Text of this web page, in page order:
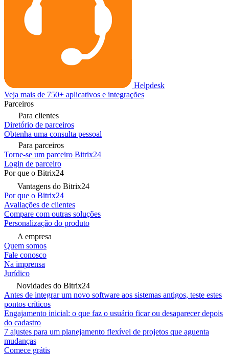
Helpdesk
Veja mais de 750+ aplicativos e integrações
Parceiros
Para clientes
Diretório de parceiros
Obtenha uma consulta pessoal
Para parceiros
Torne-se um parceiro Bitrix24
Login de parceiro
Por que o Bitrix24
Vantagens do Bitrix24
Por que o Bitrix24
Avaliações de clientes
Compare com outras soluções
Personalização do produto
A empresa
Quem somos
Fale conosco
Na imprensa
Jurídico
Novidades do Bitrix24
Antes de integrar um novo software aos sistemas antigos, teste estes
pontos críticos
Engajamento inicial: o que faz o usuário ficar ou desaparecer depois
do cadastro
7 ajustes para um planejamento flexível de projetos que aguenta
mudanças
Comece grátis